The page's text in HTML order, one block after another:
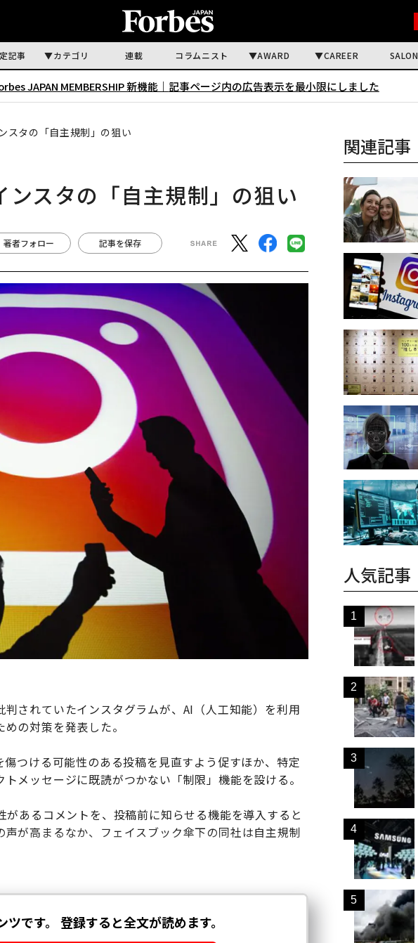
記事 カテゴリ 連載 コラムニスト AWARD CAREER SALON
JAPAN MEMBERSHIP 新機能｜ 記事ページ内の広告表示を最小限にしました
スタの「自主規制」の狙い
スタの「自主規制」の狙い
著者フォロー 記事を保存
されていたインスタグラムが、AI（人工知能）を利用
の対策を発表した。
つける可能性のある投稿を見直すよう促すほか、特定
メッセージに既読がつかない「制限」機能を設ける。
あるコメントを、投稿前に知らせる機能を導入すると
が高まるなか、フェイスブック傘下の同社は自主規制
関連記事
人気記事